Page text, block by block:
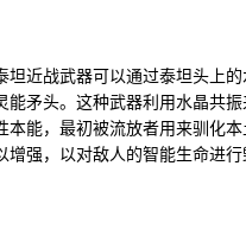
坦近战武器可以通过泰坦头上
能矛头。这种武器利用水晶共
本能，最初被流放者用来驯化
增强，以对敌人的智能生命进